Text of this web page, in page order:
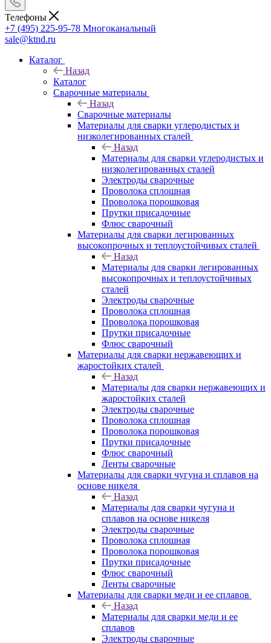
Телефоны
+7 (495) 225-95-78 Многоканальный
sale@ktnd.ru
Каталог
Назад
Каталог
Сварочные материалы
Назад
Сварочные материалы
Материалы для сварки углеродистых и
низколегированных сталей
Назад
Материалы для сварки углеродистых и
низколегированных сталей
Электроды сварочные
Проволока сплошная
Проволока порошковая
Прутки присадочные
Флюс сварочный
Материалы для сварки легированных
высокопрочных и теплоустойчивых сталей
Назад
Материалы для сварки легированных
высокопрочных и теплоустойчивых
сталей
Электроды сварочные
Проволока сплошная
Проволока порошковая
Прутки присадочные
Флюс сварочный
Материалы для сварки нержавеющих и
жаростойких сталей
Назад
Материалы для сварки нержавеющих и
жаростойких сталей
Электроды сварочные
Проволока сплошная
Проволока порошковая
Прутки присадочные
Флюс сварочный
Ленты сварочные
Материалы для сварки чугуна и сплавов на
основе никеля
Назад
Материалы для сварки чугуна и
сплавов на основе никеля
Электроды сварочные
Проволока сплошная
Проволока порошковая
Прутки присадочные
Флюс сварочный
Ленты сварочные
Материалы для сварки меди и ее сплавов
Назад
Материалы для сварки меди и ее
сплавов
Электроды сварочные